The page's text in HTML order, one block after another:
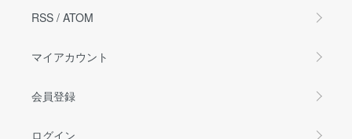
RSS / ATOM
マイアカウント
会員登録
ログイン